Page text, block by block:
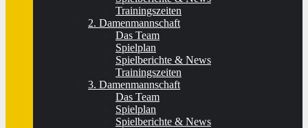
Trainingszeiten
2. Damenmannschaft
Das Team
Spielplan
Spielberichte & News
Trainingszeiten
3. Damenmannschaft
Das Team
Spielplan
Spielberichte & News